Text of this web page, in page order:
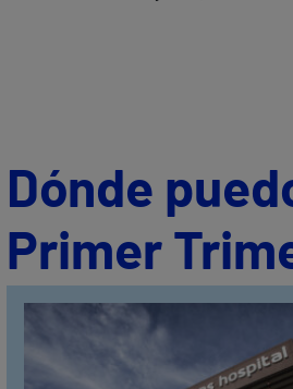
Dónde
Primer